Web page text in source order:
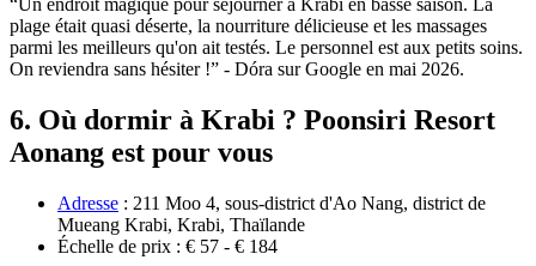
Anda
Resort,
3